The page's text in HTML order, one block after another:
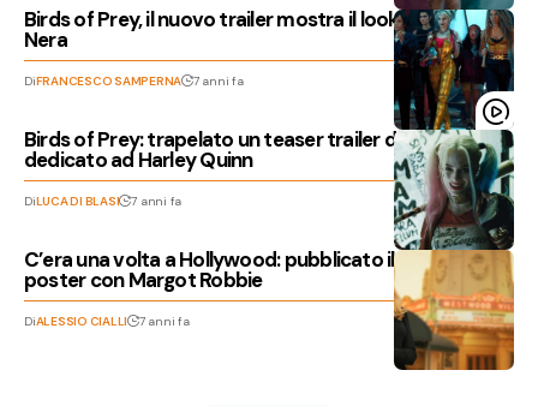
Birds of Prey, il nuovo trailer mostra il look di Maschera
Nera
DiFRANCESCO SAMPERNA 7 anni fa
Birds of Prey: trapelato un teaser trailer del film
dedicato ad Harley Quinn
DiLUCA DI BLASI 7 anni fa
C’era una volta a Hollywood: pubblicato il secondo
poster con Margot Robbie
DiALESSIO CIALLI 7 anni fa